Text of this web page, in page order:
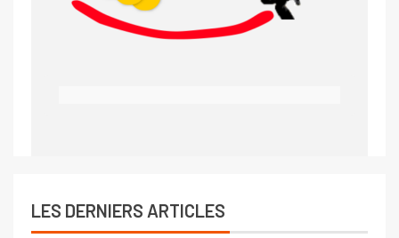
LES DERNIERS ARTICLES